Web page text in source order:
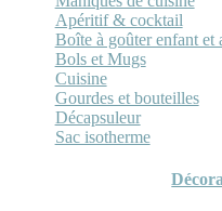
Apéritif & cocktail
Boîte à goûter enfant et
Bols et Mugs
Cuisine
Gourdes et bouteilles
Décapsuleur
Sac isotherme